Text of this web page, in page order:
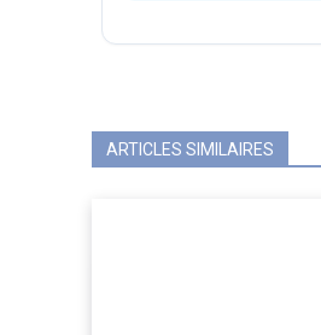
ARTICLES SIMILAIRES